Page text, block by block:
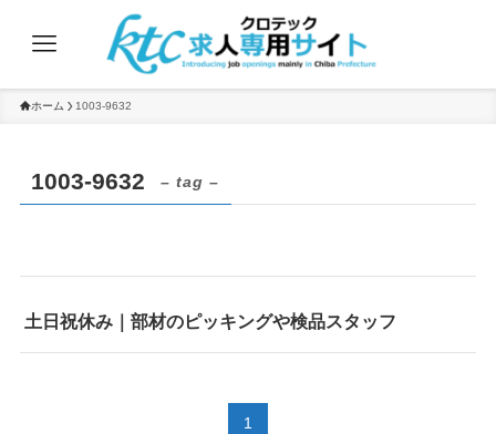
ホーム 1003-9632
1003-9632 – tag –
土日祝休み｜部材のピッキングや検品スタッフ
1